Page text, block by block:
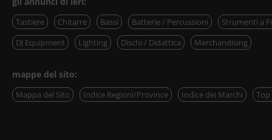
Tastiere Chitarre Bassi Batterie / Percussioni
Strumenti a
DJ Equipment
Lighting Dischi / Didattica Merchandising
mappe del sito:
Mappa del Sito Indice Regioni/Province Indice dei Marchi Top